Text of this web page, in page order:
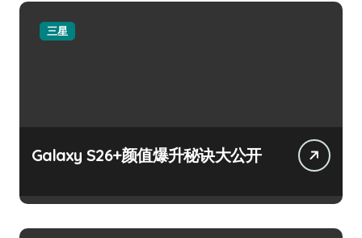
三星
Galaxy S26+颜值爆升秘诀大公开